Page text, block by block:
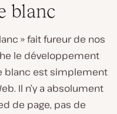
blanc
» fait fureur de nos
le développement
blanc est simplement
Il n’y a absolument
de page, pas de